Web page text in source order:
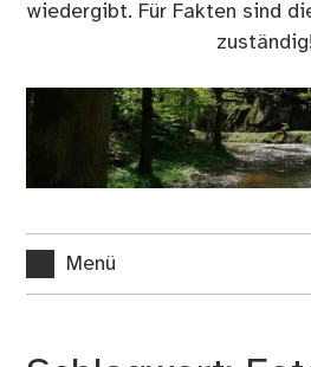
wiedergibt. Für Fakten sind
zuständig!
Menü